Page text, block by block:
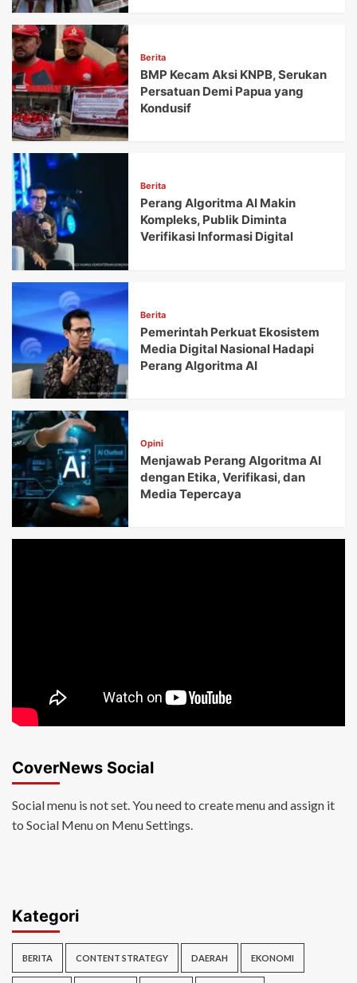
Berita
BMP Kecam Aksi KNPB, Serukan
Persatuan Demi Papua yang
Kondusif
Berita
Perang Algoritma AI Makin
Kompleks, Publik Diminta
Verifikasi Informasi Digital
Berita
Pemerintah Perkuat Ekosistem
Media Digital Nasional Hadapi
Perang Algoritma AI
Opini
Menjawab Perang Algoritma AI
dengan Etika, Verifikasi, dan
Media Tepercaya
CoverNews Social
Social menu is not set. You need to create menu and assign it
to Social Menu on Menu Settings.
Kategori
BERITA CONTENT STRATEGY DAERAH EKONOMI